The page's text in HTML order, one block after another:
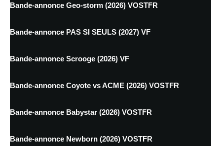
Bande-annonce Geo-storm (2026) VOSTFR
Bande-annonce PAS SI SEULS (2027) VF
Bande-annonce Scrooge (2026) VF
Bande-annonce Coyote vs ACME (2026) VOSTFR
Bande-annonce Babystar (2026) VOSTFR
Bande-annonce Newborn (2026) VOSTFR